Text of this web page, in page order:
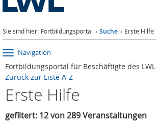
Sie sind hier: Fortbildungsportal Suche Erste Hilfe
Navigation
Fortbildungsportal für Beschäftigte des LWL
Zurück zur Liste A-Z
Erste Hilfe
gefiltert: 12 von 289 Veranstaltungen